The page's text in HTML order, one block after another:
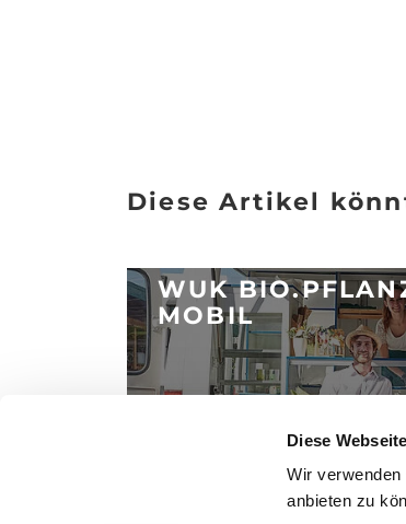
Diese
Wir
anbieten zu
Diese Artikel
ARTIKEL LESEN
WUK
MOBIL